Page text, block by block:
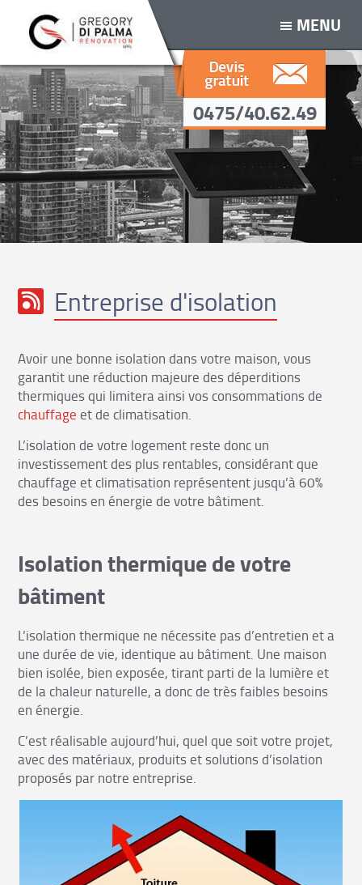
MENU
0475/40.62.49
Entreprise d'isolation
Avoir une bonne isolation dans votre maison, vous
garantit une réduction majeure des déperditions
thermiques qui limitera ainsi vos consommations de
chauffage et de climatisation.
L’isolation de votre logement reste donc un
investissement des plus rentables, considérant que
chauffage et climatisation représentent jusqu’à 60%
des besoins en énergie de votre bâtiment.
Isolation thermique de votre
bâtiment
L’isolation thermique ne nécessite pas d’entretien et a
une durée de vie, identique au bâtiment. Une maison
bien isolée, bien exposée, tirant parti de la lumière et
de la chaleur naturelle, a donc de très faibles besoins
en énergie.
C’est réalisable aujourd’hui, quel que soit votre projet,
avec des matériaux, produits et solutions d’isolation
proposés par notre entreprise.